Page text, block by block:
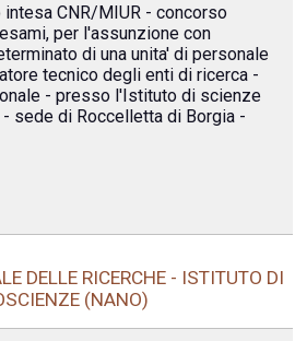
CNR/MIUR - concorso
per l'assunzione con
di una unita' di personale
tecnico degli enti di ricerca -
- presso l'Istituto di scienze
sede di Roccelletta di Borgia -
DELLE RICERCHE - ISTITUTO DI
(NANO)